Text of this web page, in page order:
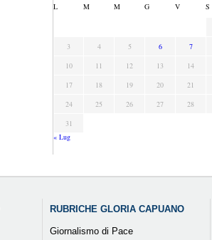
L M M G V S
3
4 5 6 7
10
11 12 13 14
17
18 19 20 21
24
25 26 27 28
31
« Lug
RUBRICHE GLORIA CAPUANO
Giornalismo di Pace